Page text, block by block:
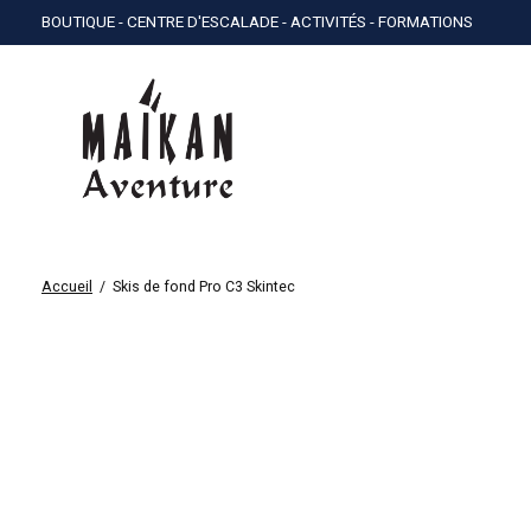
BOUTIQUE - CENTRE D'ESCALADE - ACTIVITÉS - FORMATIONS
Accueil / Skis de fond Pro C3 Skintec